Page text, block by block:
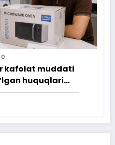
0
kafolat muddati
huquqlari